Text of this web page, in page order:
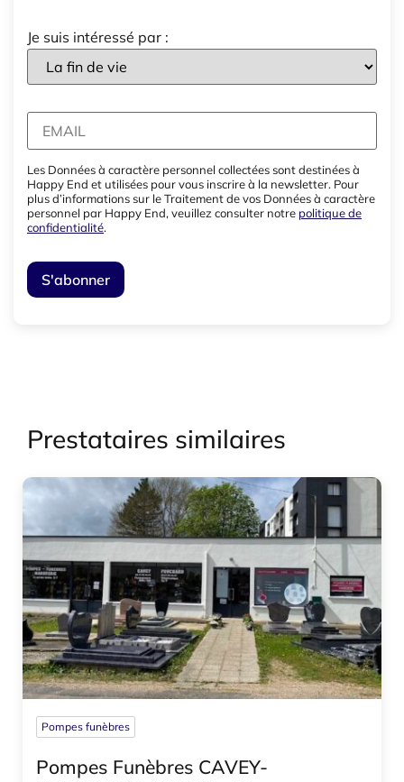
Je suis intéressé par :
Les Données à caractère personnel collectées sont destinées à
Happy End et utilisées pour vous inscrire à la newsletter. Pour
plus d’informations sur le Traitement de vos Données à caractère
personnel par Happy End, veuillez consulter notre politique de
confidentialité.
Prestataires similaires
Pompes funèbres
Pompes Funèbres CAVEY-